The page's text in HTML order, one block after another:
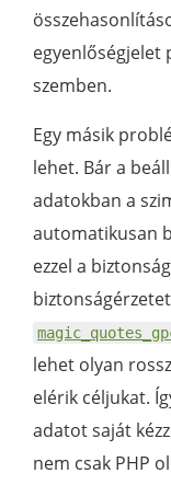
egyenlőségjelet
szemben.
Egy másik
lehet. Bár a
adatokban a
automatikusan
ezzel a
lehet olyan
elérik céljukat.
adatot saját
nem csak PHP